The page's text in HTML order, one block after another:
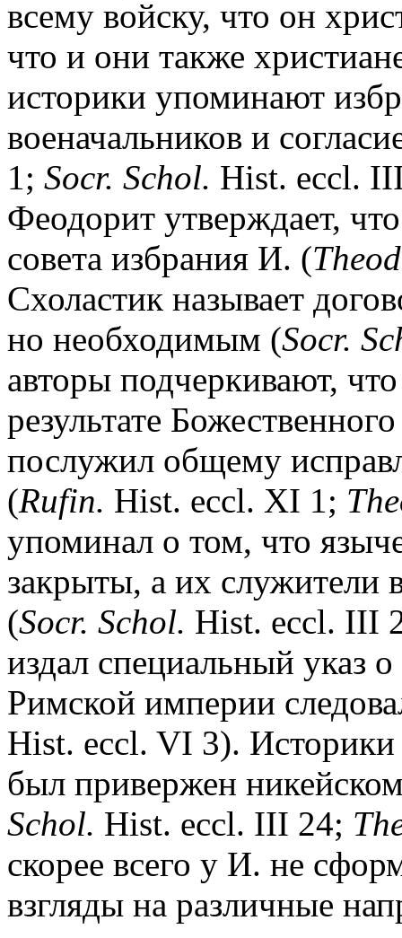
всему войску, что он
что и они также
историки упоминают
военачальников и
1; Socr. Schol. Hist. eccl.
Феодорит утверждает,
совета избрания И. (
Схоластик называет
но необходимым (Socr.
авторы подчеркивают,
результате
послужил общему
(Rufin. Hist. eccl. XI 1;
упоминал о том, что
закрыты, а их служители
(Socr. Schol. Hist. eccl. III
издал специальный указ
Римской империи
Hist. eccl. VI 3).
был привержен
Schol. Hist. eccl. III 24;
скорее всего у И. не
взгляды на различные